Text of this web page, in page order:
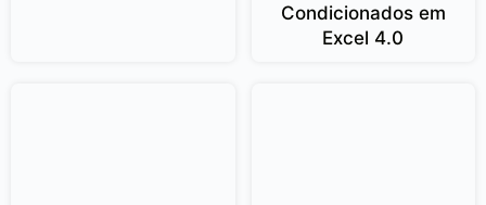
Condicionados em
Excel 4.0